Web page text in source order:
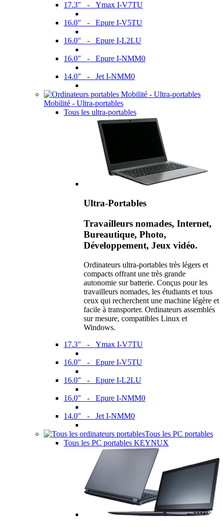
17.3" - Ymax I-V7TU
16.0" - Epure I-V5TU
16.0" - Epure I-L2LU
16.0" - Epure I-NMM0
14.0" - Jet I-NMM0
Mobilité - Ultra-portables
Tous les ultra-portables
Ultra-Portables
Travailleurs nomades, Internet,
Bureautique, Photo,
Développement, Jeux vidéo.
Ordinateurs ultra-portables très légers et
compacts offrant une très grande
autonomie sur batterie. Conçus pour les
travailleurs nomades, les étudiants et tous
ceux qui recherchent une machine légère et
facile à transporter. Ordinateurs assemblés
sur mesure, compatibles Linux et
Windows.
17.3" - Ymax I-V7TU
16.0" - Epure I-V5TU
16.0" - Epure I-L2LU
16.0" - Epure I-NMM0
14.0" - Jet I-NMM0
Tous les PC portables
Tous les PC portables KEYNUX